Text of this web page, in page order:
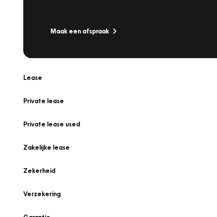
Maak een afspraak
Lease
Private lease
Private lease used
Zakelijke lease
Zekerheid
Verzekering